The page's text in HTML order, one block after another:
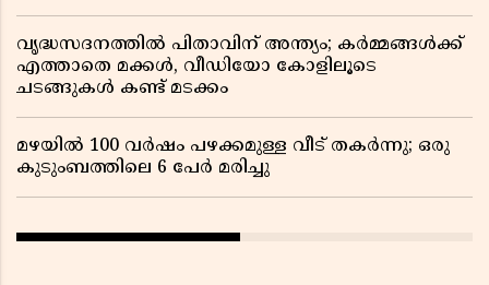
വൃദ്ധസദനത്തിൽ പിതാവിന് അന്ത്യം; കർമ്മങ്ങൾക്ക്
എത്താതെ മക്കൾ, വീഡിയോ കോളിലൂടെ
ചടങ്ങുകൾ കണ്ട് മടക്കം
മഴയിൽ 100 വർഷം പഴക്കമുള്ള വീട് തകർന്നു; ഒരു
കുടുംബത്തിലെ 6 പേർ മരിച്ചു